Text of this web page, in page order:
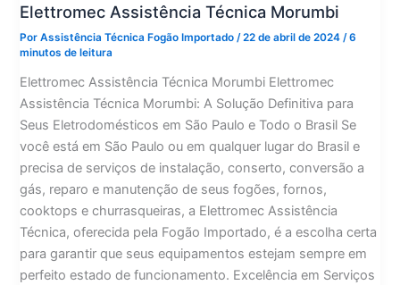
Elettromec Assistência Técnica Morumbi
PorAssistência Técnica Fogão Importado/22 de abril de 2024/6
minutos de leitura
Elettromec Assistência Técnica Morumbi Elettromec
Assistência Técnica Morumbi: A Solução Definitiva para
Seus Eletrodomésticos em São Paulo e Todo o Brasil Se
você está em São Paulo ou em qualquer lugar do Brasil e
precisa de serviços de instalação, conserto, conversão a
gás, reparo e manutenção de seus fogões, fornos,
cooktops e churrasqueiras, a Elettromec Assistência
Técnica, oferecida pela Fogão Importado, é a escolha certa
para garantir que seus equipamentos estejam sempre em
perfeito estado de funcionamento. Excelência em Serviços